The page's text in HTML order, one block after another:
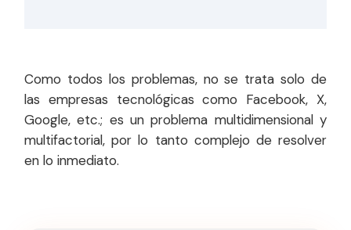
Como todos los problemas, no se trata solo de
las empresas tecnológicas como Facebook, X,
Google, etc.; es un problema multidimensional y
multifactorial, por lo tanto complejo de resolver
en lo inmediato.